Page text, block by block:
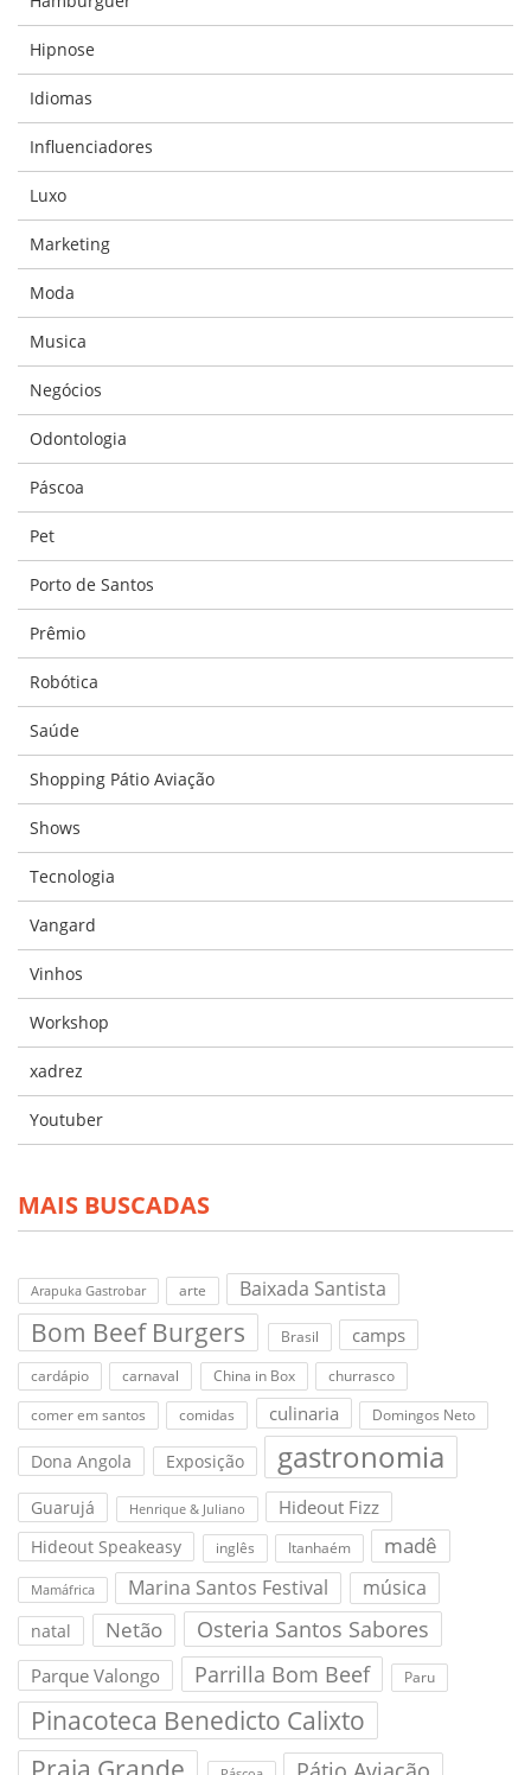
Hipnose
Idiomas
Influenciadores
Luxo
Marketing
Moda
Musica
Negócios
Odontologia
Páscoa
Pet
Porto de Santos
Prêmio
Robótica
Saúde
Shopping Pátio Aviação
Shows
Tecnologia
Vangard
Vinhos
Workshop
xadrez
Youtuber
MAIS BUSCADAS
Arapuka Gastrobar arte Baixada Santista
Bom Beef Burgers Brasil camps
cardápio carnaval China in Box
churrasco
comer em santos
comidas culinaria Domingos Neto
Dona Angola Exposição gastronomia
Guarujá Henrique & Juliano Hideout Fizz
Hideout Speakeasy inglês Itanhaém madê
Mamáfrica Marina Santos Festival música
natal Netão Osteria Santos Sabores
Parque Valongo Parrilla Bom Beef Paru
Pinacoteca Benedicto Calixto